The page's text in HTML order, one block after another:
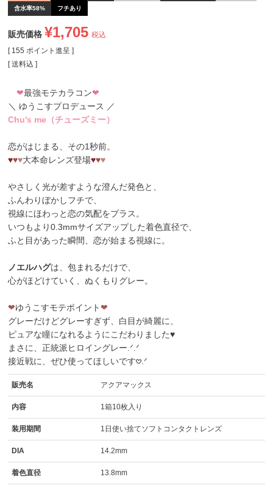
含水率58% フチあり
販売価格 ¥1,705 税込
[ 155 ポイント進呈 ]
送料込
❤最強モテカラコン❤
＼ ゆうこすプロデュース ／
Chu's me（チューズミー）
恋がはじまる、その1秒前。
♥♥♥大本命レンズ登場♥♥♥
やさしく光が差すような澄んだ発色と、
ふんわりぼかしフチで、
視線にほわっと恋の気配をプラス。
いつもより0.3mmサイズアップした着色直径で、
ふと目があった瞬間、恋が始まる視線に。
ノエルハグは、包まれるだけで、
心がほどけていく、ぬくもりグレー。
❤ゆうこすモテポイント❤
グレーだけどグレーすぎず、白目が綺麗に、
ピュアな瞳になれるようにこだわりました♥
まさに、正統派ヒロイングレー.ᐟ.ᐟ
接近戦に、ぜひ使ってほしいです𖹭.ᐟ
販売名 アクアマックス
内容 1箱10枚入り
装用期間 1日使い捨てソフトコンタクトレンズ
DIA 14.2mm
着色直径 13.8mm